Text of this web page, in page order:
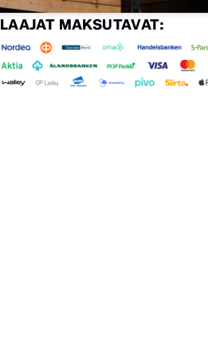
LAAJAT MAKSUTAVAT: